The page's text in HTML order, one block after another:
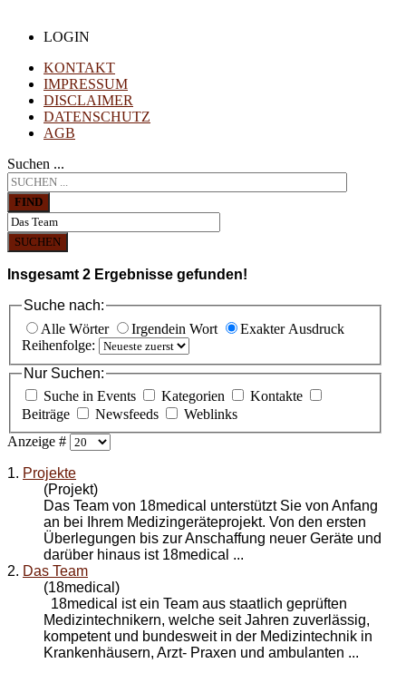
LOGIN
KONTAKT
IMPRESSUM
DISCLAIMER
DATENSCHUTZ
AGB
Suchen ...
FIND
SUCHEN
Insgesamt 2 Ergebnisse gefunden!
Suche nach:
Alle Wörter
Irgendein Wort
Exakter Ausdruck
Reihenfolge:
Nur Suchen:
Suche in Events
Kategorien
Kontakte
Beiträge
Newsfeeds
Weblinks
Anzeige #
1. Projekte
(Projekt)
Das Team von 18medical unterstützt Sie von Anfang
an bei Ihrem Medizingeräteprojekt. Von den ersten
Überlegungen bis zur Anschaffung neuer Geräte und
darüber hinaus ist 18medical ...
2. Das Team
(18medical)
18medical ist ein Team aus staatlich geprüften
Medizintechnikern, welche seit Jahren zuverlässig,
kompetent und bundesweit in der Medizintechnik in
Krankenhäusern, Arzt- Praxen und ambulanten ...